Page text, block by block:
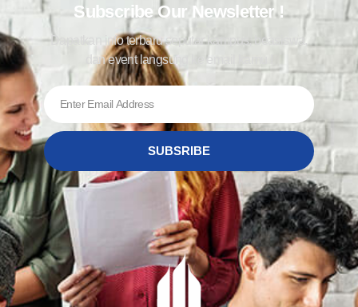
Subscribe Our Newsletter !
Dapatkan info terbaru seputar kampus, beasiswa,
dan event langsung ke email kamu !
SUBSRIBE